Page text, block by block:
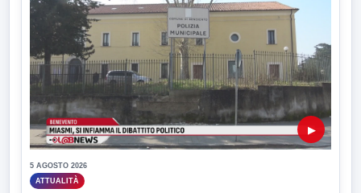
▶
5 AGOSTO 2026
ATTUALITÀ